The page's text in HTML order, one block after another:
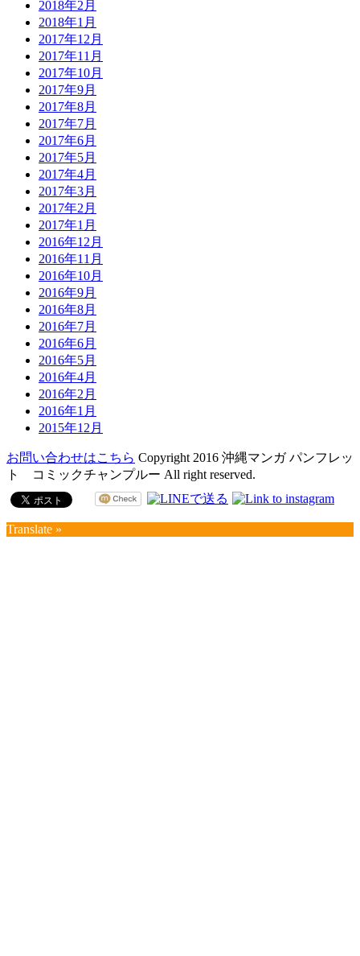
2018年2月
2018年1月
2017年12月
2017年11月
2017年10月
2017年9月
2017年8月
2017年7月
2017年6月
2017年5月
2017年4月
2017年3月
2017年2月
2017年1月
2016年12月
2016年11月
2016年10月
2016年9月
2016年8月
2016年7月
2016年6月
2016年5月
2016年4月
2016年2月
2016年1月
2015年12月
お問い合わせはこちら Copyright 2016 沖縄マンガ パンフレッ
ト コミックチャンプルー All right reserved.
Translate »